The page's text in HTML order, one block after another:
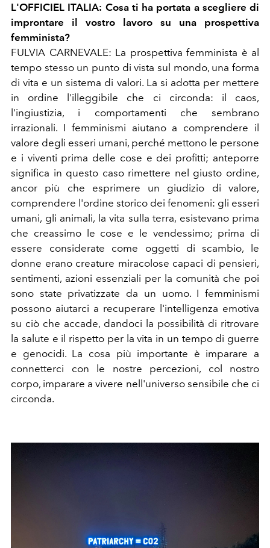
L'OFFICIEL ITALIA: Cosa ti ha portata a scegliere di
improntare il vostro lavoro su una prospettiva
femminista?
FULVIA CARNEVALE: La prospettiva femminista è al
tempo stesso un punto di vista sul mondo, una forma
di vita e un sistema di valori. La si adotta per mettere
in ordine l'illeggibile che ci circonda: il caos,
l'ingiustizia, i comportamenti che sembrano
irrazionali. I femminismi aiutano a comprendere il
valore degli esseri umani, perché mettono le persone
e i viventi prima delle cose e dei profitti; anteporre
significa in questo caso rimettere nel giusto ordine,
ancor più che esprimere un giudizio di valore,
comprendere l'ordine storico dei fenomeni: gli esseri
umani, gli animali, la vita sulla terra, esistevano prima
che creassimo le cose e le vendessimo; prima di
essere considerate come oggetti di scambio, le
donne erano creature miracolose capaci di pensieri,
sentimenti, azioni essenziali per la comunità che poi
sono state privatizzate da un uomo. I femminismi
possono aiutarci a recuperare l'intelligenza emotiva
su ciò che accade, dandoci la possibilità di ritrovare
la salute e il rispetto per la vita in un tempo di guerre
e genocidi. La cosa più importante è imparare a
connetterci con le nostre percezioni, col nostro
corpo, imparare a vivere nell'universo sensibile che ci
circonda.